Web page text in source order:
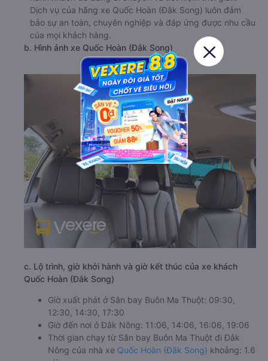
Dịch vụ của hãng xe Quốc Hoàn (Đắk Song) luôn đảm
bảo sự an toàn, chuyên nghiệp và đáp ứng được nhu cầu
của mọi khách hàng.
b. Hình ảnh xe Quốc Hoàn (Đắk Song)
c. Lộ trình, giờ khởi hành và giờ kết thúc của xe khách
Quốc Hoàn (Đắk Song)
Giờ xuất phát ở Sân bay Buôn Ma Thuột: 09:30,
12:30, 14:30, 17:30
Giờ đến nơi ở Đắk Nông: 11:06, 14:06, 16:06, 19:06
Thời gian chạy từ Sân bay Buôn Ma Thuột đi Đắk
Nông của nhà xe Quốc Hoàn (Đắk Song) khoảng: 1.6